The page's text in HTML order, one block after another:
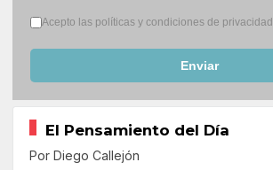
Términos del servicio*
Acepto las políticas y condiciones de privacidad.
Enviar
El Pensamiento del Día
Por Diego Callejón